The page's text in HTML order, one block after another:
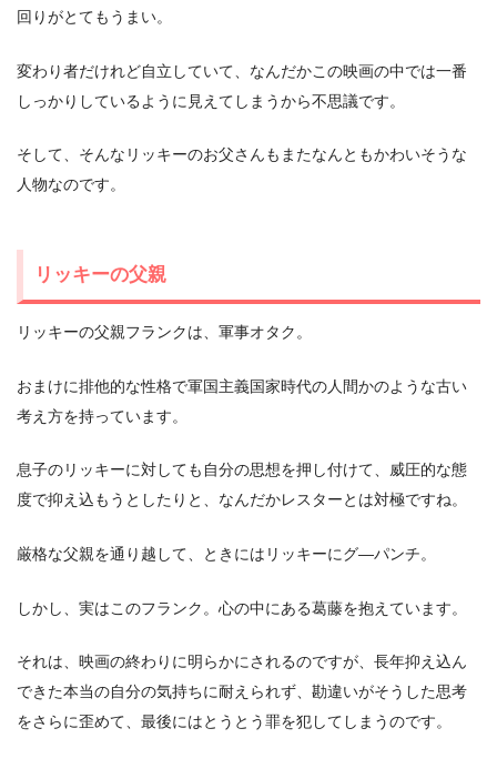
回りがとてもうまい。
変わり者だけれど自立していて、なんだかこの映画の中では一番
しっかりしているように見えてしまうから不思議です。
そして、そんなリッキーのお父さんもまたなんともかわいそうな
人物なのです。
リッキーの父親
リッキーの父親フランクは、軍事オタク。
おまけに排他的な性格で軍国主義国家時代の人間かのような古い
考え方を持っています。
息子のリッキーに対しても自分の思想を押し付けて、威圧的な態
度で抑え込もうとしたりと、なんだかレスターとは対極ですね。
厳格な父親を通り越して、ときにはリッキーにグ―パンチ。
しかし、実はこのフランク。心の中にある葛藤を抱えています。
それは、映画の終わりに明らかにされるのですが、長年抑え込ん
できた本当の自分の気持ちに耐えられず、勘違いがそうした思考
をさらに歪めて、最後にはとうとう罪を犯してしまうのです。